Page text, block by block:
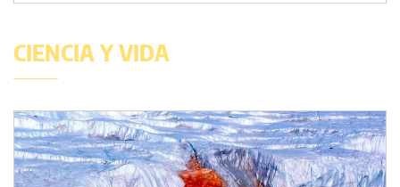
CIENCIA Y VIDA